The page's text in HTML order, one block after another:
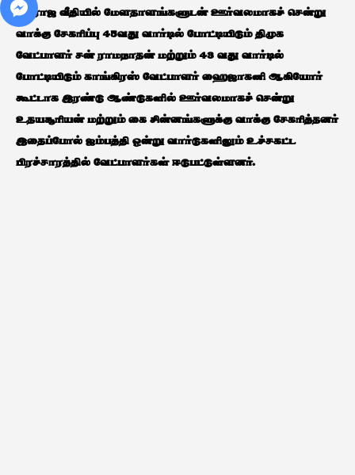
கீழராஜ வீதியில் மேளதாளங்களுடன் ஊர்வலமாகச் சென்று
வாக்கு சேகரிப்பு 45வது வார்டில் போட்டியிடும் திமுக
வேட்பாளர் சன் ராமநாதன் மற்றும் 43 வது வார்டில்
போட்டியிடும் காங்கிரஸ் வேட்பாளர் ஹைஜாகனி ஆகியோர்
கூட்டாக இரண்டு ஆண்டுகளில் ஊர்வலமாகச் சென்று
உதயசூரியன் மற்றும் கை சின்னங்களுக்கு வாக்கு சேகரித்தனர்
இதைப்போல் ஐம்பத்தி ஒன்று வார்டுகளிலும் உச்சகட்ட
பிரச்சாரத்தில் வேட்பாளர்கள் ஈடுபட்டுள்ளனர்.